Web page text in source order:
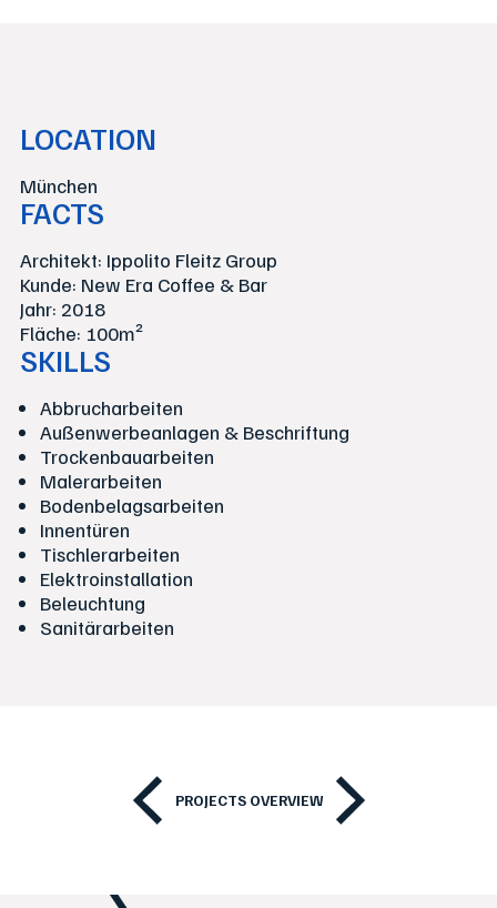
LOCATION
München
FACTS
Architekt: Ippolito Fleitz Group
Kunde: New Era Coffee & Bar
Jahr: 2018
Fläche: 100m²
SKILLS
Abbrucharbeiten
Außenwerbeanlagen & Beschriftung
Trockenbauarbeiten
Malerarbeiten
Bodenbelagsarbeiten
Innentüren
Tischlerarbeiten
Elektroinstallation
Beleuchtung
Sanitärarbeiten
PROJECTS OVERVIEW